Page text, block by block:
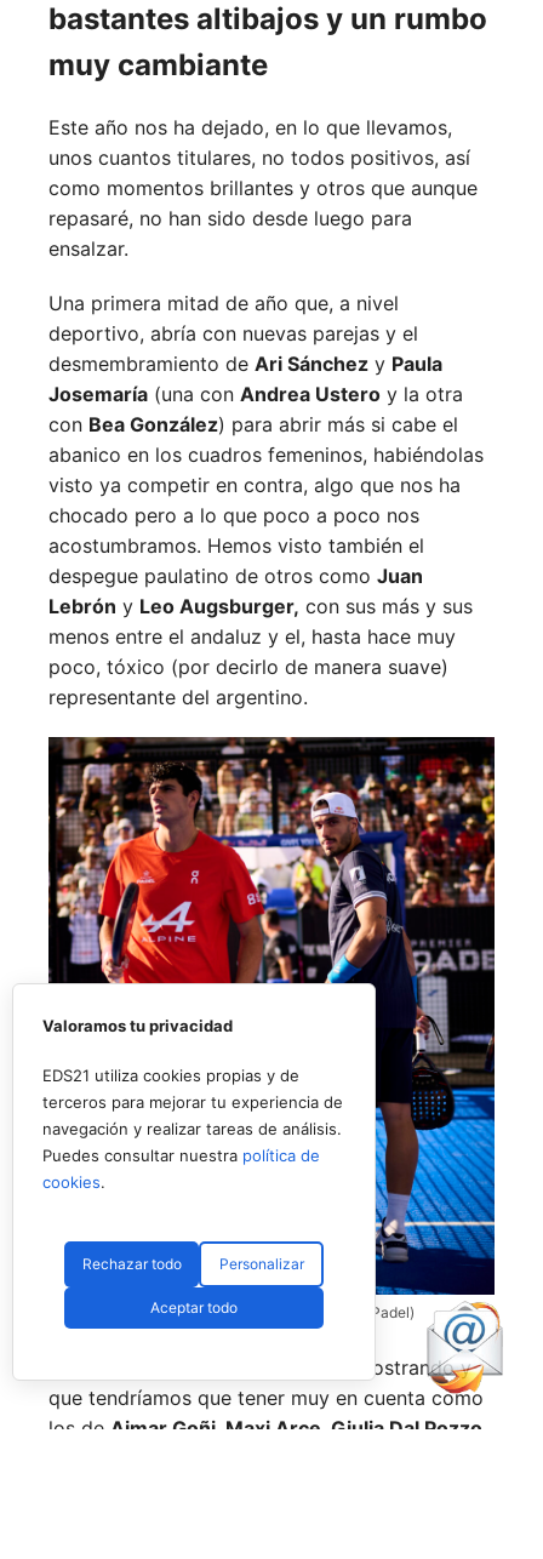
bastantes altibajos y un rumbo
muy cambiante
Este año nos ha dejado, en lo que llevamos,
unos cuantos titulares, no todos positivos, así
como momentos brillantes y otros que aunque
repasaré, no han sido desde luego para
ensalzar.
Una primera mitad de año que, a nivel
deportivo, abría con nuevas parejas y el
desmembramiento de Ari Sánchez y Paula
Josemaría (una con Andrea Ustero y la otra
con Bea González) para abrir más si cabe el
abanico en los cuadros femeninos, habiéndolas
visto ya competir en contra, algo que nos ha
chocado pero a lo que poco a poco nos
acostumbramos. Hemos visto también el
despegue paulatino de otros como Juan
Lebrón y Leo Augsburger, con sus más y sus
menos entre el andaluz y el, hasta hace muy
poco, tóxico (por decirlo de manera suave)
representante del argentino.
Coello y Galán, dos rivales fantásticos (Premier Padel)
Nombres propios que se han ido mostrando y
que tendríamos que tener muy en cuenta como
los de Aimar Goñi, Maxi Arce, Giulia Dal Pozzo,
Valoramos tu privacidad
EDS21 utiliza cookies propias y de
terceros para mejorar tu experiencia de
navegación y realizar tareas de análisis.
Puedes consultar nuestra política de
cookies.
Rechazar todo Personalizar
Aceptar todo